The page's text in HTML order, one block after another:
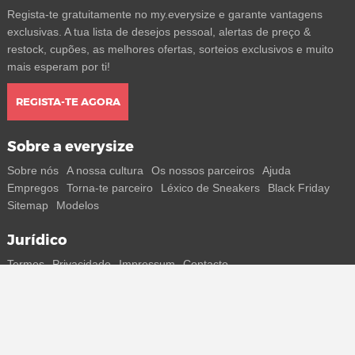
Regista-te gratuitamente no my.everysize e garante vantagens
exclusivas. A tua lista de desejos pessoal, alertas de preço &
restock, cupões, as melhores ofertas, sorteios exclusivos e muito
mais esperam por ti!
REGISTA-TE AGORA
Sobre a everysize
Sobre nós A nossa cultura Os nossos parceiros
Ajuda
Empregos
Torna-te parceiro Léxico de Sneakers
Black Friday
Sitemap
Modelos
Jurídico
Termos Privacidade Impressum Contacto